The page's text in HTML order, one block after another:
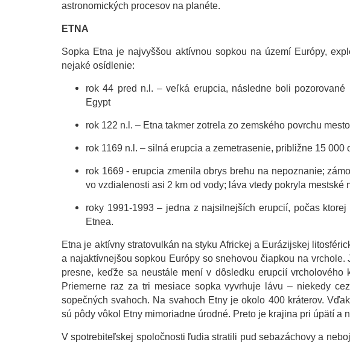
astronomických procesov na planéte.
ETNA
Sopka Etna je najvyššou aktívnou sopkou na území Európy,
nejaké osídlenie:
rok 44 pred n.l. – veľká erupcia, následne boli
Egypt
rok 122 n.l. – Etna takmer zotrela zo zemského povrchu
rok 1169 n.l. – silná erupcia a zemetrasenie, približne 15 000
rok 1669 - erupcia zmenila obrys brehu na nepoznanie;
vo vzdialenosti asi 2 km od vody; láva vtedy pokryla
roky 1991-1993 – jedna z najsilnejších erupcií, počas
Etnea.
Etna je aktívny stratovulkán na styku Africkej a Eurázijskej
a najaktívnejšou sopkou Európy so snehovou čiapkou na
presne, keďže sa neustále mení v dôsledku erupcií
Priemerne raz za tri mesiace sopka vyvrhuje lávu – niekedy
sopečných svahoch. Na svahoch Etny je okolo 400 kráterov.
sú pôdy vôkol Etny mimoriadne úrodné. Preto je krajina pri úpätí a
V spotrebiteľskej spoločnosti ľudia stratili pud sebazáchovy a